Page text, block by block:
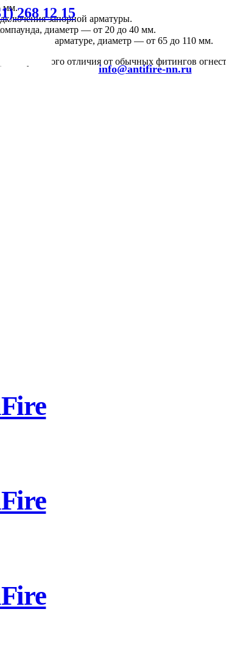
268 12 15
info@antifire-nn.ru
мм.
запорной арматуры.
диаметр — от 20 до 40 мм.
запорной арматуре, диаметр — от 65 до 110 мм.
визуального отличия от обычных фитингов